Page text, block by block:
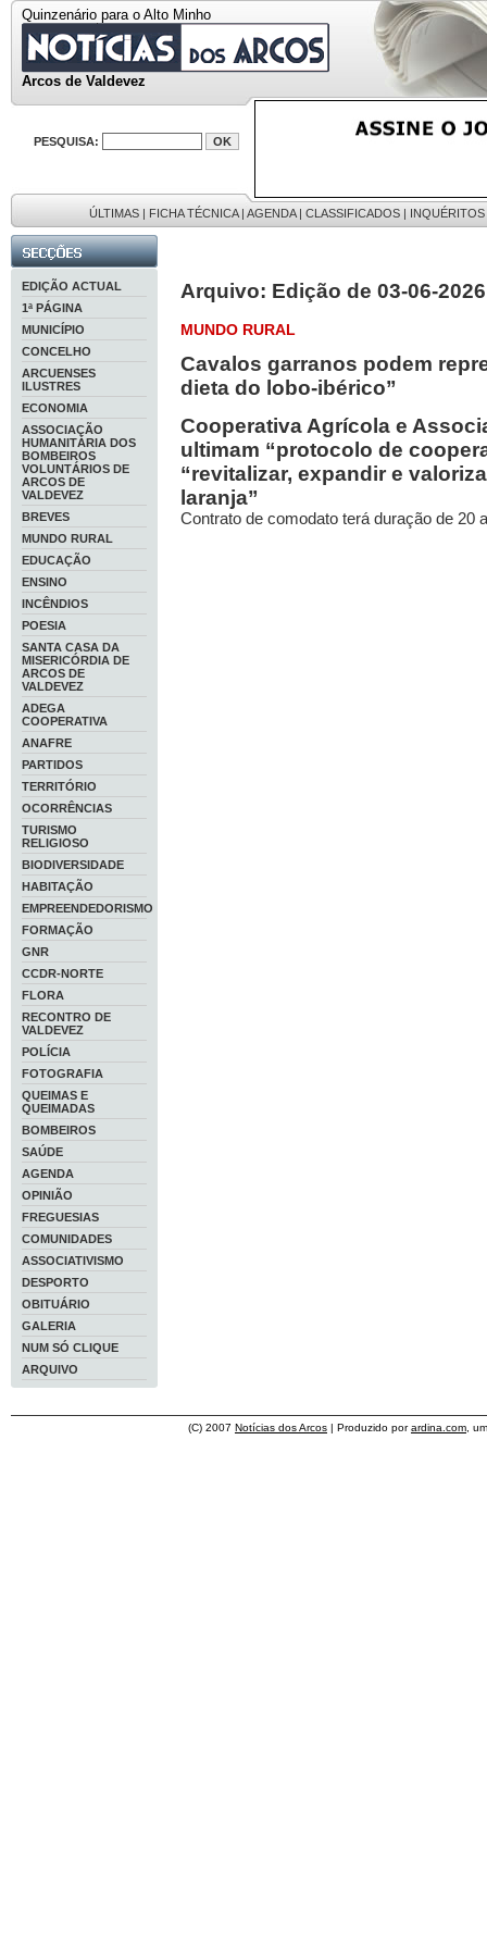
Quinzenário para o Alto Minho
Arcos de Valdevez
PESQUISA:
ÚLTIMAS | FICHA TÉCNICA| AGENDA| CLASSIFICADOS | INQUÉRITOS
EDIÇÃO ACTUAL
1ª PÁGINA
MUNICÍPIO
CONCELHO
ARCUENSES
ILUSTRES
ECONOMIA
ASSOCIAÇÃO
HUMANITÁRIA DOS
BOMBEIROS
VOLUNTÁRIOS DE
ARCOS DE
VALDEVEZ
BREVES
MUNDO RURAL
EDUCAÇÃO
ENSINO
INCÊNDIOS
POESIA
SANTA CASA DA
MISERICÓRDIA DE
ARCOS DE
VALDEVEZ
ADEGA
COOPERATIVA
ANAFRE
PARTIDOS
TERRITÓRIO
OCORRÊNCIAS
TURISMO
RELIGIOSO
BIODIVERSIDADE
HABITAÇÃO
EMPREENDEDORISMO
FORMAÇÃO
GNR
CCDR-NORTE
FLORA
RECONTRO DE
VALDEVEZ
POLÍCIA
FOTOGRAFIA
QUEIMAS E
QUEIMADAS
BOMBEIROS
SAÚDE
AGENDA
OPINIÃO
FREGUESIAS
COMUNIDADES
ASSOCIATIVISMO
DESPORTO
OBITUÁRIO
GALERIA
NUM SÓ CLIQUE
ARQUIVO
Arquivo: Edição de 03-06-2026
MUNDO RURAL
Cavalos garranos podem
dieta do lobo-ibérico”
Cooperativa Agrícola e
ultimam “protocolo de
“revitalizar, expandir e
laranja”
Contrato de comodato terá duração de 20
(C) 2007 Notícias dos Arcos | Produzido porardina.com ,